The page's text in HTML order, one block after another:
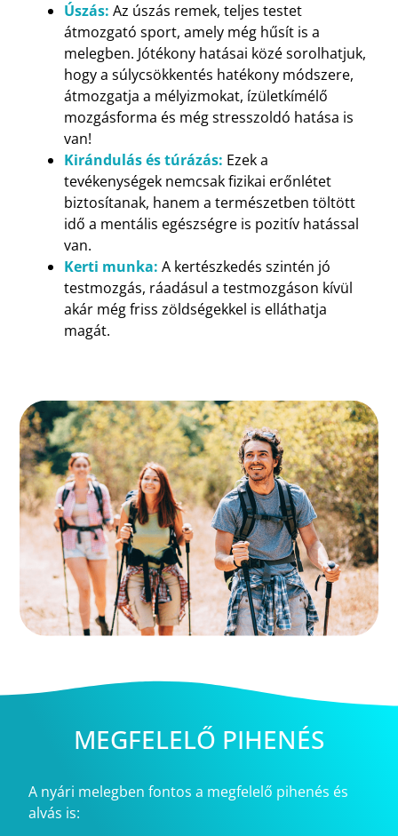
Úszás: Az úszás remek, teljes testet
átmozgató sport, amely még hűsít is a
melegben. Jótékony hatásai közé sorolhatjuk,
hogy a súlycsökkentés hatékony módszere,
átmozgatja a mélyizmokat, ízületkímélő
mozgásforma és még stresszoldó hatása is
van!
Kirándulás és túrázás: Ezek a
tevékenységek nemcsak fizikai erőnlétet
biztosítanak, hanem a természetben töltött
idő a mentális egészségre is pozitív hatással
van.
Kerti munka: A kertészkedés szintén jó
testmozgás, ráadásul a testmozgáson kívül
akár még friss zöldségekkel is elláthatja
magát.
MEGFELELŐ PIHENÉS
A nyári melegben fontos a megfelelő pihenés és
alvás is: